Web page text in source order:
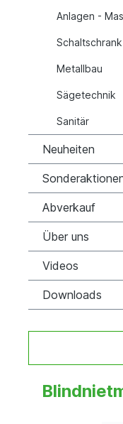
Anlagen -
Schaltschrank
Metallbau
Sägetechnik
Sanitär
Neuheiten
Abverkauf
Über uns
Videos
Downloads